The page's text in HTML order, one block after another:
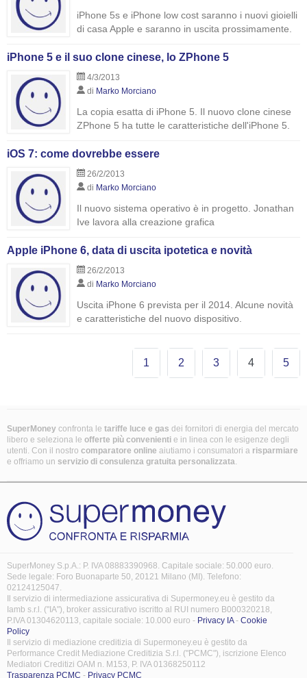
iPhone 5s e iPhone low cost saranno i nuovi gioielli
di casa Apple e saranno in uscita prossimamente.
iPhone 5 e il suo clone cinese, lo ZPhone 5
4/3/2013
di Marko Morciano
La copia esatta di iPhone 5. Il nuovo clone cinese
ZPhone 5 ha tutte le caratteristiche dell'iPhone 5.
iOS 7: come dovrebbe essere
26/2/2013
di Marko Morciano
Il nuovo sistema operativo è in progetto. Jonathan
Ive lavora alla creazione grafica
Apple iPhone 6, data di uscita ipotetica e novità
26/2/2013
di Marko Morciano
Uscita iPhone 6 prevista per il 2014. Alcune novità
e caratteristiche del nuovo dispositivo.
1 2 3 4 5
SuperMoney confronta le tariffe luce e gas dei fornitori di energia del mercato
libero e seleziona le offerte più convenienti e in linea con le esigenze degli
utenti. Con il nostro comparatore online aiutiamo i consumatori a risparmiare
e offriamo un servizio di consulenza gratuita personalizzata.
SuperMoney S.p.A.: P. IVA 08883390968. Capitale sociale: 50.000 euro.
Sede legale: Foro Buonaparte 50, 20121 Milano (MI). Telefono:
02124125047.
Il servizio di intermediazione assicurativa di Supermoney.eu è gestito da
Iamb s.r.l. ("IA"), broker assicurativo iscritto al RUI numero B000320218,
P.IVA 01304620113, capitale sociale: 10.000 euro - Privacy IA- Cookie
Policy
Il servizio di mediazione creditizia di Supermoney.eu è gestito da
Performance Credit Mediazione Creditizia S.r.l. ("PCMC"), iscrizione Elenco
Mediatori Creditizi OAM n. M153, P. IVA 01368250112
Trasparenza PCMC - Privacy PCMC